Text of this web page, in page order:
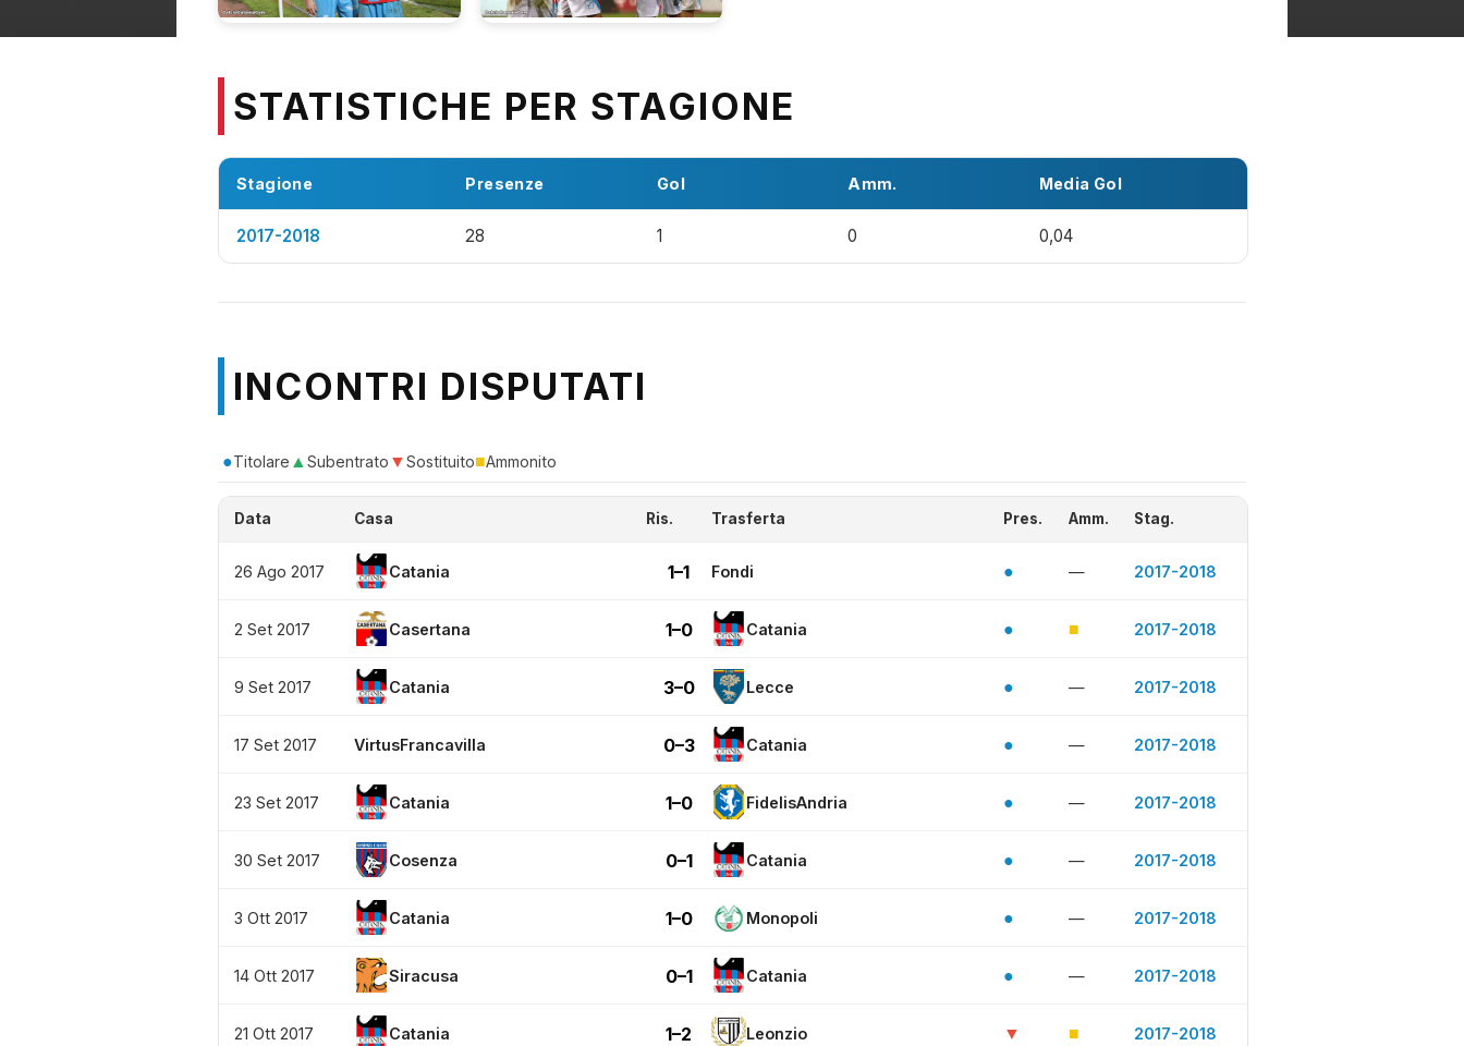
STATISTICHE PER STAGIONE
Stagione Presenze Gol Amm. Media Gol
2017-2018 28 1 0 0,04
INCONTRI DISPUTATI
●Titolare ▲Subentrato ▼Sostituito■Ammonito
Data Casa Ris. Trasferta Pres. Amm. Stag.
26 Ago 2017 Catania 1–1 Fondi ● — 2017-2018
2 Set 2017 Casertana 1–0 Catania ● ■ 2017-2018
9 Set 2017 Catania 3–0 Lecce ● — 2017-2018
17 Set 2017 VirtusFrancavilla 0–3 Catania ● — 2017-2018
23 Set 2017 Catania 1–0 FidelisAndria ● — 2017-2018
30 Set 2017 Cosenza 0–1 Catania ● — 2017-2018
3 Ott 2017 Catania 1–0 Monopoli ● — 2017-2018
14 Ott 2017 Siracusa 0–1 Catania ● — 2017-2018
21 Ott 2017 Catania 1–2 Leonzio ▼ ■ 2017-2018